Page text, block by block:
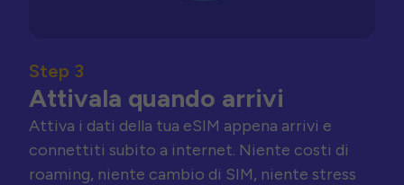
Step 3
Attivala quando arrivi
Attiva i dati della tua eSIM appena arrivi e
connettiti subito a internet. Niente costi di
roaming, niente cambio di SIM, niente stress